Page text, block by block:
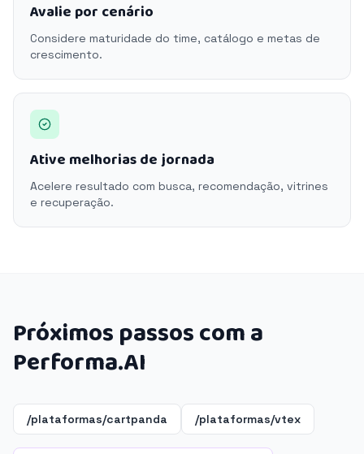
Avalie por cenário
Considere maturidade do time, catálogo e metas de
crescimento.
Ative melhorias de jornada
Acelere resultado com busca, recomendação, vitrines
e recuperação.
Próximos passos com a
Performa.AI
/plataformas/cartpanda /plataformas/vtex